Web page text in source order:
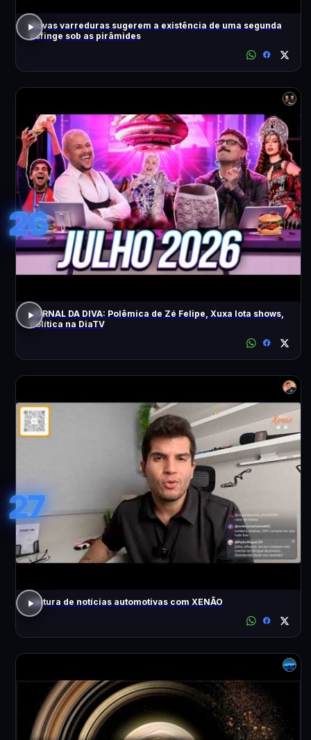
Novas varreduras sugerem a existência de uma segunda
Esfinge sob as pirâmides
26
JORNAL DA DIVA: Polêmica de Zé Felipe, Xuxa lota shows,
Política na DiaTV
27
Leitura de notícias automotivas com XENÃO